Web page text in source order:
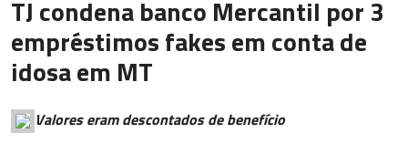
TJ condena banco Mercantil por 3
empréstimos fakes em conta de
idosa em MT
Valores eram descontados de benefício